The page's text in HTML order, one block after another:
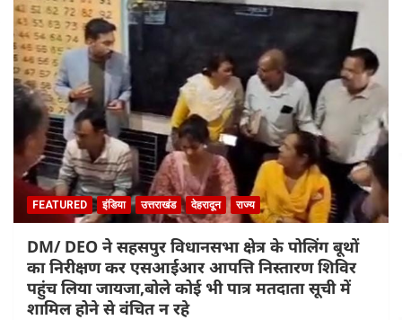
FEATURED इंडिया उत्तराखंड देहरादून राज्य
DM/ DEO ने सहसपुर विधानसभा क्षेत्र के पोलिंग बूथों
का निरीक्षण कर एसआईआर आपत्ति निस्तारण शिविर
पहुंच लिया जायजा,बोले कोई भी पात्र मतदाता सूची में
शामिल होने से वंचित न रहे